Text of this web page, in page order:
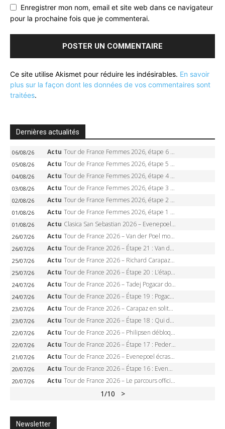
Enregistrer mon nom, email et site web dans ce navigateur
pour la prochaine fois que je commenterai.
Ce site utilise Akismet pour réduire les indésirables. En savoir
plus sur la façon dont les données de vos commentaires sont
traitées.
Dernières actualités
06/08/26 Actu Tour de France Femmes 2026, étape 6 – Kim Le Court-Pienaar gagne à Tournon, Reusser en jaune
05/08/26 Actu Tour de France Femmes 2026, étape 5 – Demi Vollering gagne à Belleville, Reusser en jaune, Ferrand-Prévot coule
04/08/26 Actu Tour de France Femmes 2026, étape 4 – Marlen Reusser écrase le chrono, Ferrand-Prévot en crise
03/08/26 Actu Tour de France Femmes 2026, étape 3 – Sigrid Haugset en solitaire, 88 km d’échappée, maillot jaune
02/08/26 Actu Tour de France Femmes 2026, étape 2 – Lorena Wiebes doublé à Genève, Markus héroïque, 7e record
01/08/26 Actu Tour de France Femmes 2026, étape 1 – Lorena Wiebes intouchable à Lausanne, premier maillot jaune
01/08/26 Actu Clasica San Sebastian 2026 – Evenepoel recordman, 4e victoire, Carapaz battu au sprint
26/07/26 Actu Tour de France 2026 – Van der Poel monumental à Paris, Pogacar égale le record des cinq sacres
26/07/26 Actu Tour de France 2026 – Étape 21 : Van der Poel, Pogacar, qui succédera à Wout van Aert sur les Champs-Elysées ?
25/07/26 Actu Tour de France 2026 – Richard Carapaz roi des Alpes, doublé et maillot à pois, Seixas perd le podium
25/07/26 Actu Tour de France 2026 – Étape 20 : L’étape reine, Galibier, Sarenne, Alpe d’Huez, qui succédera à Pogacar ?
24/07/26 Actu Tour de France 2026 – Tadej Pogacar dompte l’Alpe d’Huez, 5e victoire, record de Pantani pulvérisé
24/07/26 Actu Tour de France 2026 – Étape 19 : Pogacar peut-il enfin dompter l’Alpe d’Huez ?
23/07/26 Actu Tour de France 2026 – Carapaz en solitaire à Orcières-Merlette, Paret-Peintre à un point du maillot à pois
23/07/26 Actu Tour de France 2026 – Étape 18 : Qui domptera Orcières-Merlette, première marche vers l’Alpe d’Huez ?
22/07/26 Actu Tour de France 2026 – Philipsen débloque son compteur à Voiron, Pedersen en danger pour le maillot vert
22/07/26 Actu Tour de France 2026 – Étape 17 : Pedersen peut-il verrouiller le maillot vert à Voiron ?
21/07/26 Actu Tour de France 2026 – Evenepoel écrase le chrono d’Évian, Seixas 4e, Lipowitz abandonne
20/07/26 Actu Tour de France 2026 – Étape 16 : Evenepoel, Pogacar, Ganna… qui domptera le chrono d’Évian pour redessiner le podium ?
20/07/26 Actu Tour de France 2026 – Le parcours officiel complet : 21 étapes, profils, carte et dates
1/10 >
Newsletter